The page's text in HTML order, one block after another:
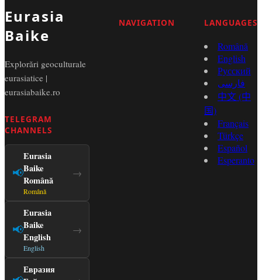
Eurasia
Baike
Explorări geoculturale
eurasiatice |
eurasiabaike.ro
TELEGRAM
CHANNELS
📢
Eurasia
Baike
Română
Română
→
📢
Eurasia
Baike
English
English
→
Евразия
NAVIGATION LANGUAGES
Română
English
Русский
فارسی
中文 (中
国)
Français
Türkçe
Español
Esperanto